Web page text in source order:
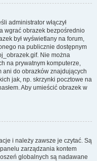
administrator włączył
wgrać obrazek bezpośrednio
był wyświetlany na forum,
na publicznie dostępnym
Nie można
na prywatnym komputerze,
ani do obrazków znajdujących
jak, np. skrzynki pocztowe na
Aby umieścić obrazek w
i należy zawsze je czytać. Są
zarządzania kontem
globalnych są nadawane